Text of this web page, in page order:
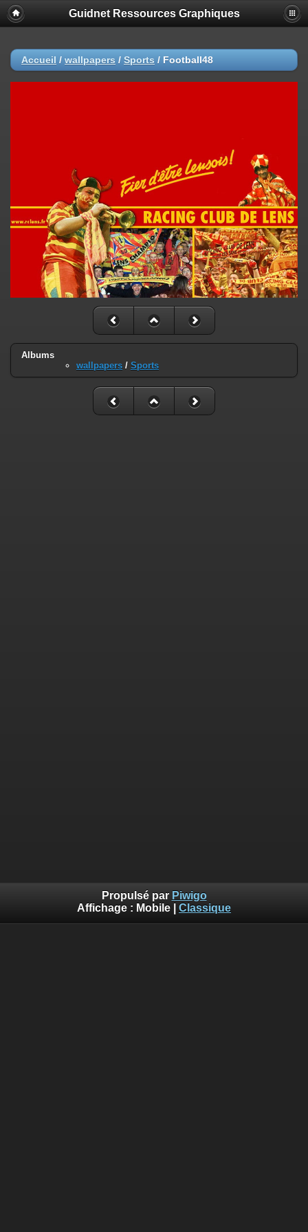
Guidnet Ressources Graphiques
Accueil / wallpapers / Sports / Football48
Albums
wallpapers / Sports
Propulsé par Piwigo
Affichage : Mobile Classique